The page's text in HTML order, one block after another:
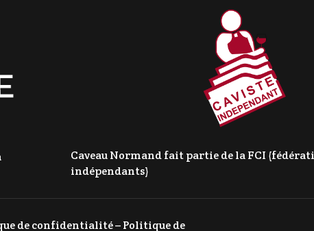
Caveau Normand fait partie de la FCI
indépendants)
de confidentialité–Politique de